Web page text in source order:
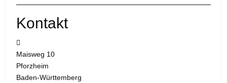
Kontakt
Maisweg 10
Pforzheim
Baden-Württemberg